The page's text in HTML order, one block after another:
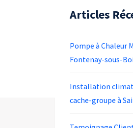
Articles
Pompe à Chaleur
Fontenay-sous-
Installation
cache-groupe à